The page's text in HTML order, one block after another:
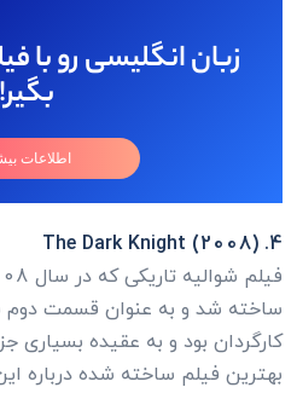
زبان انگلیسی رو با
بگیر!
اطلاعات
4. The Dark Knight (2008)
ساخته شد و به عنوان قسمت
کارگردان بود و به عقیده بسیاری
بهترین فیلم ساخته شده درباره